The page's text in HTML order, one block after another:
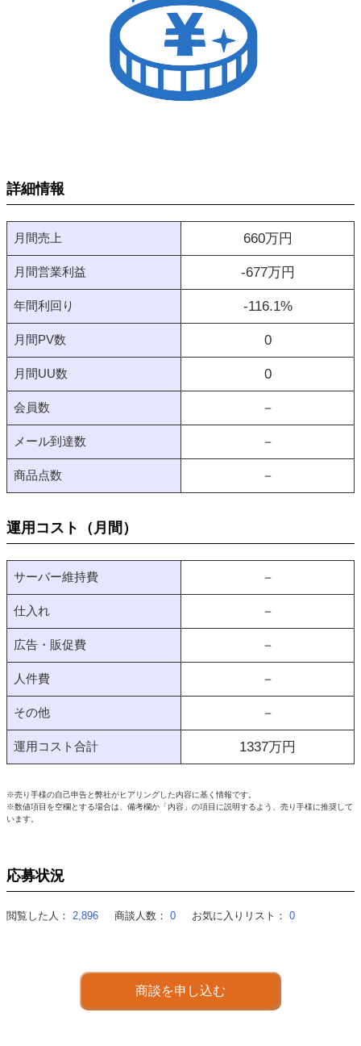
詳細情報
月間売上 660万円
月間営業利益 -677万円
年間利回り -116.1%
月間PV数 0
月間UU数 0
会員数 －
メール到達数 －
商品点数 －
運用コスト（月間）
サーバー維持費 －
仕入れ －
広告・販促費 －
人件費 －
その他 －
運用コスト合計 1337万円
※売り手様の自己申告と弊社がヒアリングした内容に基く情報です。
※数値項目を空欄とする場合は、備考欄か「内容」の項目に説明するよう、売り手様に推奨して
います。
応募状況
閲覧した人： 2,896 商談人数： 0 お気に入りリスト： 0
商談を申し込む